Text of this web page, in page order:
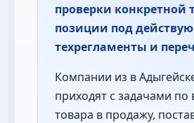
проверки конкретной
позиции под
техрегламенты и
Компании из в
приходят с задачами по
товара в продажу,